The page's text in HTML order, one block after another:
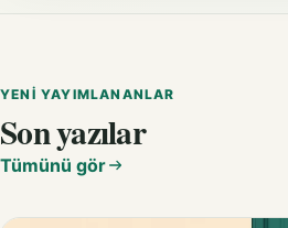
YENI YAYIMLANANLAR
Son yazılar
Tümünü gör